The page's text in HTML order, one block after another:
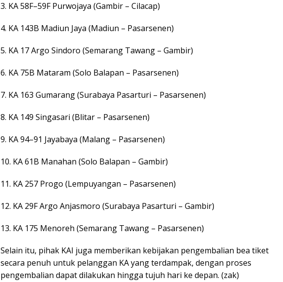
3. KA 58F–59F Purwojaya (Gambir – Cilacap)
4. KA 143B Madiun Jaya (Madiun – Pasarsenen)
5. KA 17 Argo Sindoro (Semarang Tawang – Gambir)
6. KA 75B Mataram (Solo Balapan – Pasarsenen)
7. KA 163 Gumarang (Surabaya Pasarturi – Pasarsenen)
8. KA 149 Singasari (Blitar – Pasarsenen)
9. KA 94–91 Jayabaya (Malang – Pasarsenen)
10. KA 61B Manahan (Solo Balapan – Gambir)
11. KA 257 Progo (Lempuyangan – Pasarsenen)
12. KA 29F Argo Anjasmoro (Surabaya Pasarturi – Gambir)
13. KA 175 Menoreh (Semarang Tawang – Pasarsenen)
Selain itu, pihak KAI juga memberikan kebijakan pengembalian bea tiket
secara penuh untuk pelanggan KA yang terdampak, dengan proses
pengembalian dapat dilakukan hingga tujuh hari ke depan. (zak)